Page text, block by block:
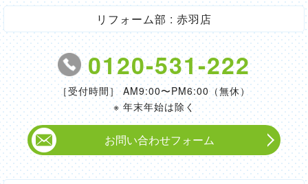
リフォーム部 : 赤羽店
0120-531-222
［受付時間］ AM9:00〜PM6:00（無休）
※ 年末年始は除く
お問い合わせフォーム